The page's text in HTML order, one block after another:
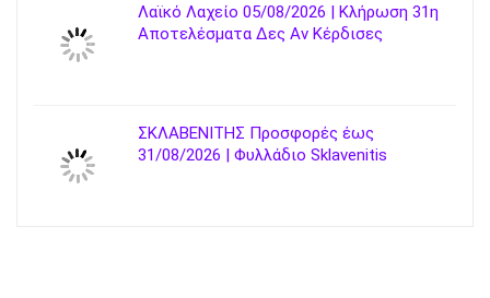
Λαϊκό Λαχείο 05/08/2026 | Κλήρωση 31η
Αποτελέσματα Δες Αν Κέρδισες
ΣΚΛΑΒΕΝΙΤΗΣ Προσφορές έως
31/08/2026 | Φυλλάδιο Sklavenitis